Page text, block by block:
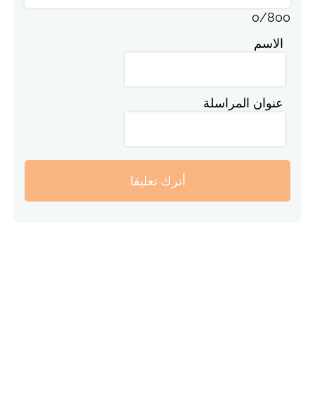
0/800
الاسم
عنوان المراسلة
أترك تعليقا